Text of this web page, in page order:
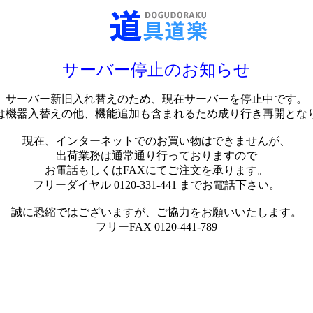
サーバー停止のお知らせ
サーバー新旧入れ替えのため、現在サーバーを停止中です。
機器入替えの他、機能追加も含まれるため成り行き再開とな
現在、インターネットでのお買い物はできませんが、
出荷業務は通常通り行っておりますので
お電話もしくはFAXにてご注文を承ります。
フリーダイヤル 0120-331-441 までお電話下さい。
誠に恐縮ではございますが、ご協力をお願いいたします。
フリーFAX 0120-441-789